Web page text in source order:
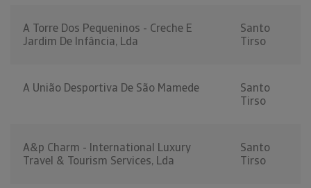
A Torre Dos Pequeninos - Creche E
Jardim De Infância, Lda
Santo
Tirso
A União Desportiva De São Mamede
Santo
Tirso
A&p Charm - International Luxury
Travel & Tourism Services, Lda
Santo
Tirso